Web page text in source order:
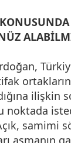
ilişkin
noktada
samimi
aşmanın